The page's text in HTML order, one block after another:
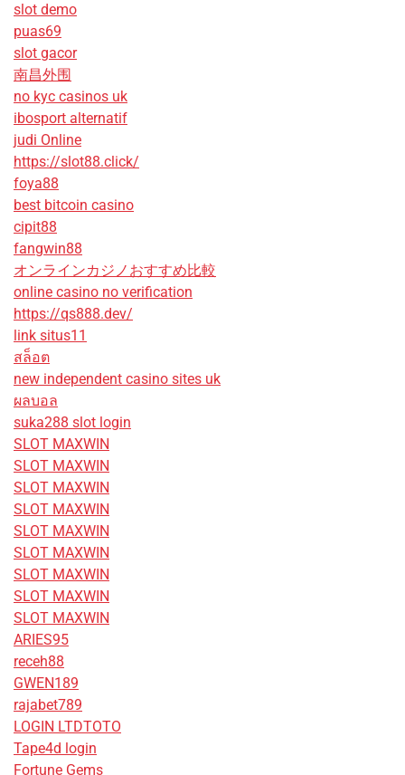
slot demo
puas69
slot gacor
南昌外围
no kyc casinos uk
ibosport alternatif
judi Online
https://slot88.click/
foya88
best bitcoin casino
cipit88
fangwin88
オンラインカジノおすすめ比較
online casino no verification
https://qs888.dev/
link situs11
สล็อต
new independent casino sites uk
ผลบอล
suka288 slot login
SLOT MAXWIN
SLOT MAXWIN
SLOT MAXWIN
SLOT MAXWIN
SLOT MAXWIN
SLOT MAXWIN
SLOT MAXWIN
SLOT MAXWIN
SLOT MAXWIN
ARIES95
receh88
GWEN189
rajabet789
LOGIN LTDTOTO
Tape4d login
Fortune Gems